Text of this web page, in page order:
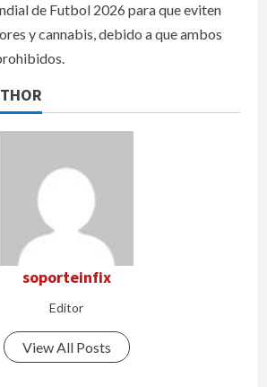
de Futbol 2026 para que eviten
y cannabis, debido a que ambos
soporteinfix
Editor
View All Posts